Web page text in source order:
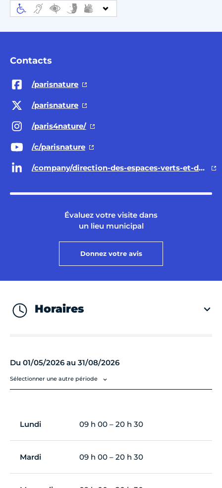
Contacts
/parisnature
/parisnature
/paris4nature/
/c/parisnature
/company/direction-des-espaces-verts-et-de-l-environnement-ville-de-paris/
Évaluez votre visite dans
un lieu municipal
Donnez votre avis
Horaires
Du 01/05/2026 au 31/08/2026
Sélectionner une autre période
Lundi 09 h 00 – 20 h 30
Mardi 09 h 00 – 20 h 30